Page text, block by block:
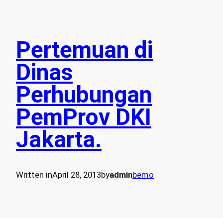
Pertemuan di
Dinas
Perhubungan
PemProv DKI
Jakarta.
Written inApril 28, 2013byadminbemo